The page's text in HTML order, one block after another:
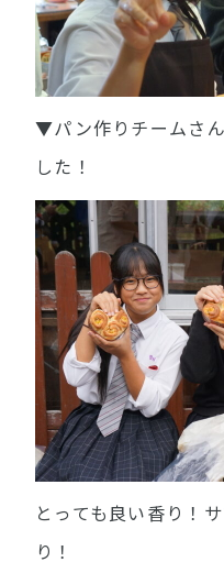
▼パン作りチームさ
した！
とっても良い香り！
り！